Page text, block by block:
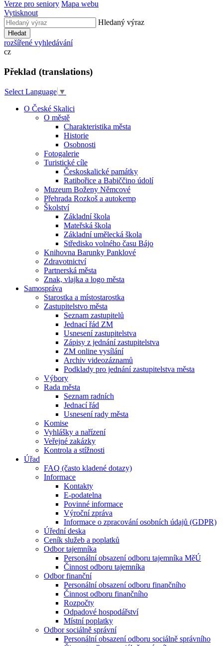
Verze pro seniory Mapa webu
Vytisknout
Hledaný výraz
Hledat
rozšířené vyhledávání
cz
Překlad (translations)
Select Language ▼
O České Skalici
O městě
Charakteristika města
Historie
Osobnosti
Fotogalerie
Turistické cíle
Českoskalické památky
Ratibořice a Babiččino údolí
Muzeum Boženy Němcové
Přehrada Rozkoš a autokemp
Školství
Základní škola
Mateřská škola
Základní umělecká škola
Středisko volného času Bájo
Knihovna Barunky Panklové
Zdravotnictví
Partnerská města
Znak, vlajka a logo města
Samospráva
Starostka a místostarostka
Zastupitelstvo města
Seznam zastupitelů
Jednací řád ZM
Usnesení zastupitelstva
Zápisy z jednání zastupitelstva
ZM online vysílání
Archiv videozáznamů
Podklady pro jednání zastupitelstva města
Výbory
Rada města
Seznam radních
Jednací řád
Usnesení rady města
Komise
Vyhlášky a nařízení
Veřejné zakázky
Kontrola a stížnosti
Úřad
FAQ (často kladené dotazy)
Informace
Kontakty
E-podatelna
Povinné informace
Výroční zpráva
Informace o zpracování osobních údajů (GDPR)
Úřední deska
Ceník služeb a poplatků
Odbor tajemníka
Personální obsazení odboru tajemníka MěÚ
Činnost odboru tajemníka
Odbor finanční
Personální obsazení odboru finančního
Činnost odboru finančního
Rozpočty
Odpadové hospodářství
Místní poplatky
Odbor sociálně správní
Personální obsazení odboru sociálně správního